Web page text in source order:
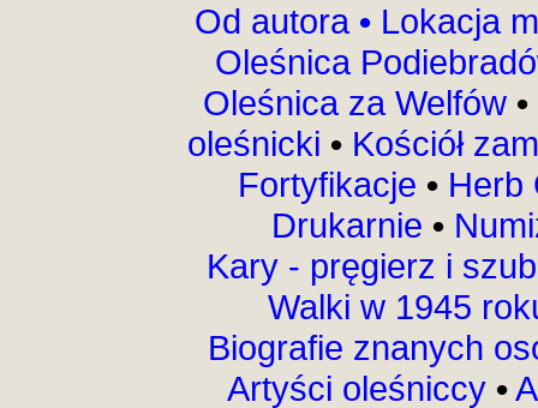
Od autora • Lokacja
Oleśnica
Oleśnica za Welfów•
oleśnicki •Kościół
Fortyfikacje • Herb
Drukarnie •
Kary - pręgierz i
Walki w 1945
Biografie znanych
Artyści oleśniccy •